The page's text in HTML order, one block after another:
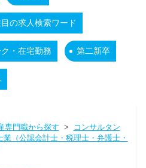
の求人検索ワード
・在宅勤務 第二新卒
専門職から探す >
コンサルタン
業（公認会計士・税理士・弁護士・